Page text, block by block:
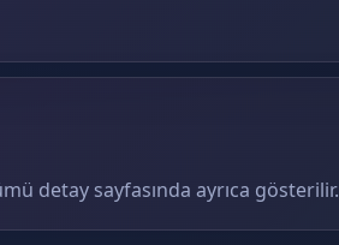
detay sayfasında ayrıca gösterilir.